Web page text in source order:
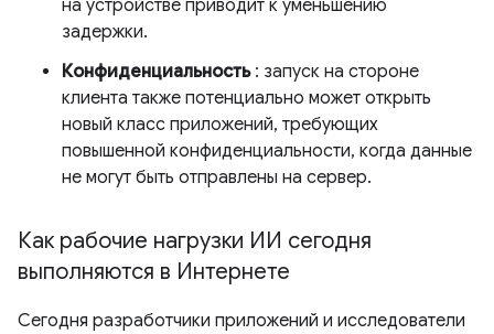
на устройстве приводит к уменьшению
задержки.
Конфиденциальность: запуск на стороне
клиента также потенциально может открыть
новый класс приложений, требующих
повышенной конфиденциальности, когда данные
не могут быть отправлены на сервер.
Как рабочие нагрузки ИИ сегодня
выполняются в Интернете
Сегодня разработчики приложений и исследователи